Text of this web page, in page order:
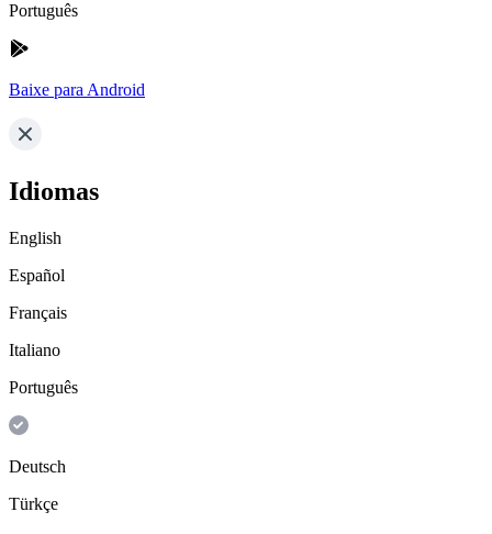
Português
Baixe para Android
Idiomas
English
Español
Français
Italiano
Português
Deutsch
Türkçe